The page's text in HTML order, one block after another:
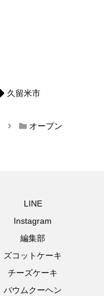
久留米市
オープン
LINE
Instagram
編集部
ズコットケーキ
チーズケーキ
バウムクーヘン